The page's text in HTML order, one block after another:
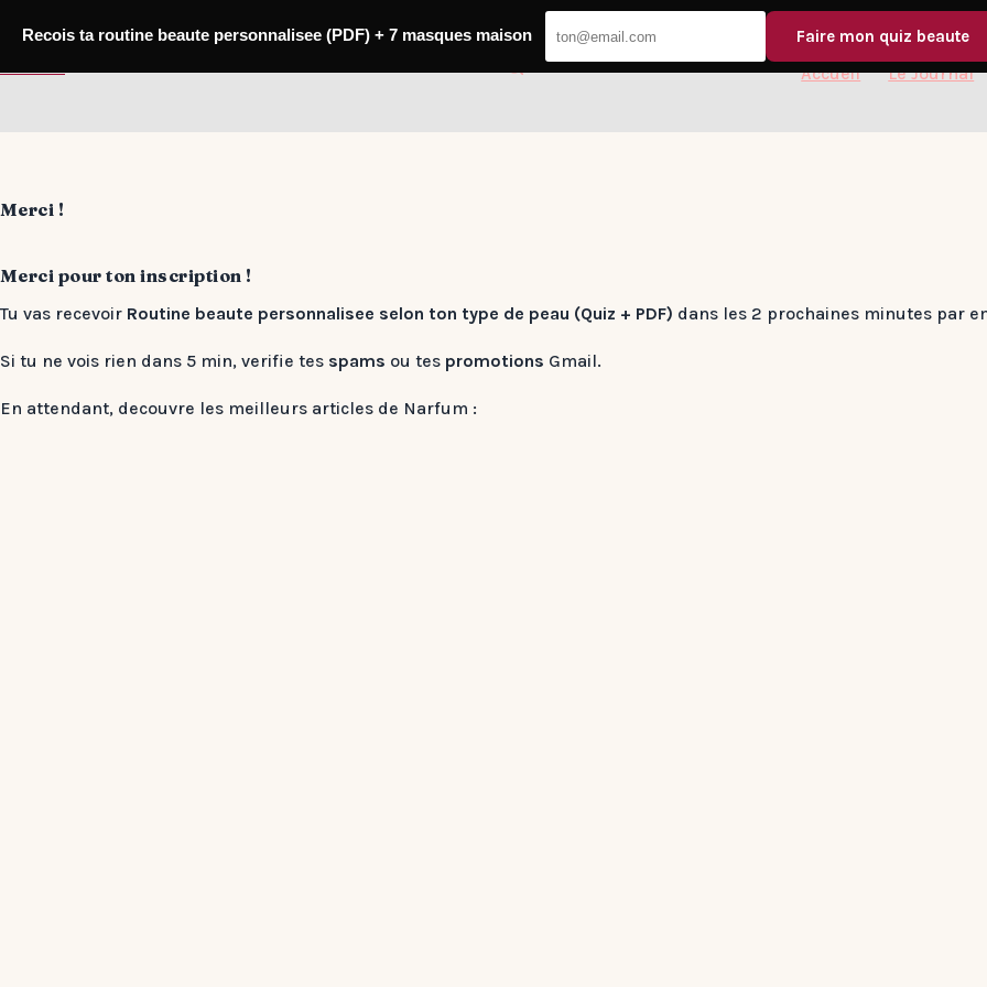
Accueil Le Journal
Merci !
Merci pour ton inscription !
Tu vas recevoir Routine beaute personnalisee selon ton type de peau (Quiz + PDF) dans les 2 prochaines minutes par
Si tu ne vois rien dans 5 min, verifie tes spams ou tes promotions Gmail.
En attendant, decouvre les meilleurs articles de Narfum :
Recois ta routine beaute personnalisee (PDF) + 7 masques maison Faire mon quiz beaute